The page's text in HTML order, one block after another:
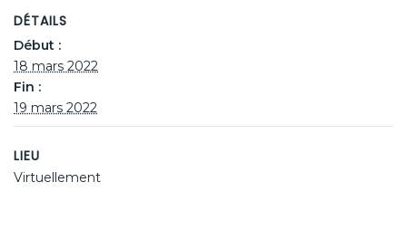
DÉTAILS
Début :
18 mars 2022
Fin :
19 mars 2022
LIEU
Virtuellement